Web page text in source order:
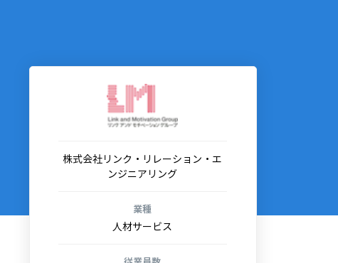
株式会社リンク・リレーション・エ
ンジニアリング
業種
人材サービス